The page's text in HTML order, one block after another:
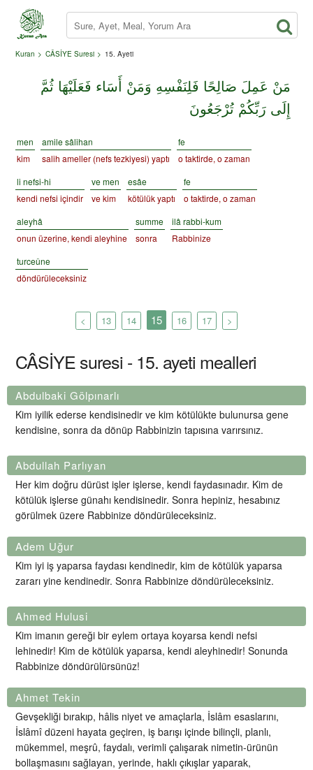
Kuran CÂSİYE Suresi 15. Ayeti
مَنْ عَمِلَ صَالِحًا فَلِنَفْسِهِ وَمَنْ أَسَاء فَعَلَيْهَا ثُمَّ
إِلَى رَبِّكُمْ تُرْجَعُونَ
men
kim
amile sâlihan
salih ameller (nefs tezkiyesi) yaptı
fe
o taktirde, o zaman
li nefsi-hi
kendi nefsi içindir
ve men
ve kim
esâe
kötülük yaptı
fe
o taktirde, o zaman
aleyhâ
onun üzerine, kendi aleyhine
summe
sonra
ilâ rabbi-kum
Rabbinize
turceûne
döndürüleceksiniz
< 13 14 15 16 17 >
CÂSİYE suresi - 15. ayeti mealleri
Abdulbaki Gölpınarlı
Kim iyilik ederse kendisinedir ve kim kötülükte bulunursa gene
kendisine, sonra da dönüp Rabbinizin tapısına varırsınız.
Abdullah Parlıyan
Her kim doğru dürüst işler işlerse, kendi faydasınadır. Kim de
kötülük işlerse günahı kendisinedir. Sonra hepiniz, hesabınız
görülmek üzere Rabbinize döndürüleceksiniz.
Adem Uğur
Kim iyi iş yaparsa faydası kendinedir, kim de kötülük yaparsa
zararı yine kendinedir. Sonra Rabbinize döndürüleceksiniz.
Ahmed Hulusi
Kim imanın gereği bir eylem ortaya koyarsa kendi nefsi
lehinedir! Kim de kötülük yaparsa, kendi aleyhinedir! Sonunda
Rabbinize döndürülürsünüz!
Ahmet Tekin
Gevşekliği bırakıp, hâlis niyet ve amaçlarla, İslâm esaslarını,
İslâmî düzeni hayata geçiren, iş barışı içinde bilinçli, planlı,
mükemmel, meşrû, faydalı, verimli çalışarak nimetin-ürünün
bollaşmasını sağlayan, yerinde, haklı çıkışlar yaparak,